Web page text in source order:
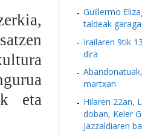
eta
Guillermo
taldeak
Irailaren 9tik
dira
martxan
Hilaren 22an,
doban, Keler
Jazzaldiaren